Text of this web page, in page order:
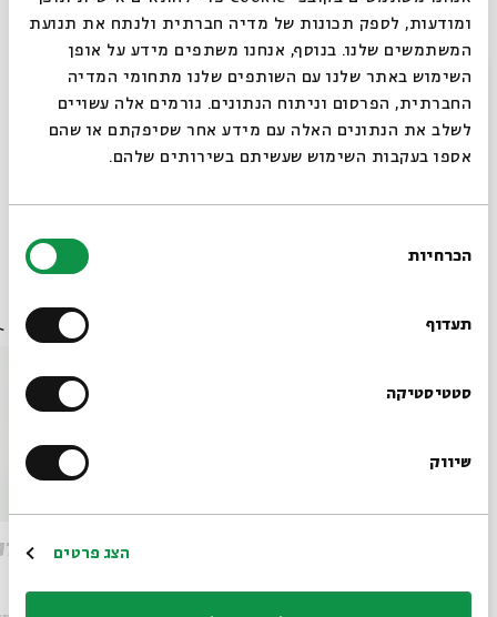
ומודעות, לספק תכונות של מדיה חברתית ולנתח את תנועת
המשתמשים שלנו. בנוסף, אנחנו משתפים מידע על אופן
השימוש באתר שלנו עם השותפים שלנו מתחומי המדיה
החברתית, הפרסום וניתוח הנתונים. גורמים אלה עשויים
לשלב את הנתונים האלה עם מידע אחר שסיפקתם או שהם
אספו בעקבות השימוש שעשיתם בשירותים שלהם.
הסכמה
הכרחיות
תעדוף
סטטיסטיקה
שיווק
הצג פרטים
שימו לב: ניתן לרכוש כרטיס מוזל ל 3 מפגשי אותמונה
ש"ח למפגש). למעוניינים נא פנו לקופה טלפונית ב
02-6215900.
שיתוף הוספה ליומן הרשמה לאירועים דומים
סגור